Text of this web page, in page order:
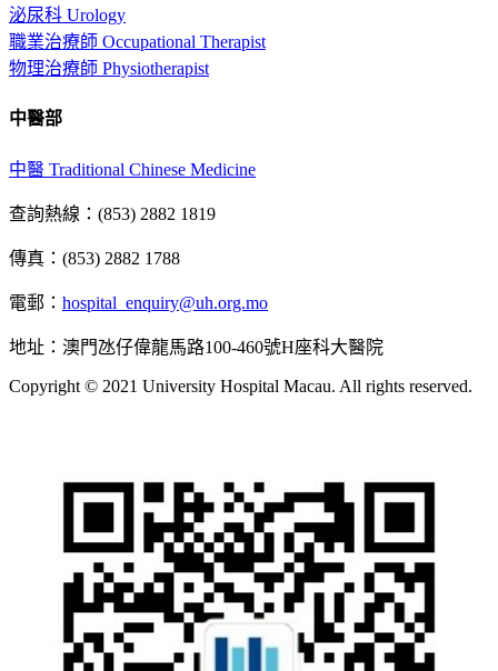
泌尿科 Urology
職業治療師 Occupational Therapist
物理治療師 Physiotherapist
中醫部
中醫 Traditional Chinese Medicine
查詢熱線：(853) 2882 1819
傳真：(853) 2882 1788
電郵： hospital_enquiry@uh.org.mo
地址：澳門氹仔偉龍馬路100-460號H座科大醫院
Copyright © 2021 University Hospital Macau. All rights reserved.